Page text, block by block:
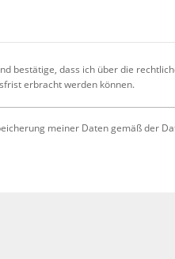
bestätige, dass ich über die
erbracht werden können.
meiner Daten gemäß der